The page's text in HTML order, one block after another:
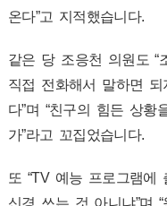
온다”고 지적했습니다.
같은 당 조응천 의원도 “
직접 전화해서 말하면
다”며 “친구의 힘든 상
가”라고 꼬집었습니다.
또 “TV 예능 프로그램에
신경 쓰는 것 아니냐”며